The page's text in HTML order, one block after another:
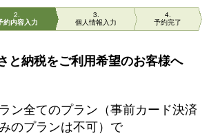
2
約内容入力
3
個人情報入力
4
予約完了
と納税をご利用希望のお客様へ
ン全てのプラン（事前カード決済
のプランは不可）で